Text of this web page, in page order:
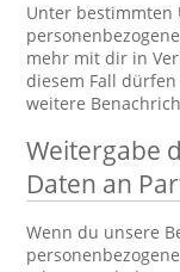
Unter bestimmten
mehr mit dir in
diesem Fall
weitere
Weitergabe
Daten an
Wenn du unsere